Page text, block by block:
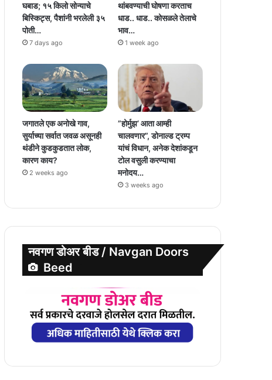
घबाड; १५ किलो सोन्याचे
बिस्किट्स, पैशांनी भरलेली ३५
पोती…
7 days ago
थांबवण्याची घोषणा करताच
धाड.. धाड.. कोसळले तेलाचे
भाव…
1 week ago
जगातले एक अनोखे गाव,
सुर्याच्या सर्वात जवळ असूनही
थंडीने कुडकुडतात लोक,
कारण काय?
2 weeks ago
”होर्मुझ’ आता आम्ही
चालवणार”, डोनाल्ड ट्रम्प
यांचं विधान, अनेक देशांकडून
टोल वसुली करण्याचा
मनोदय…
3 weeks ago
नवगण डोअर बीड / Navgan Doors
Beed